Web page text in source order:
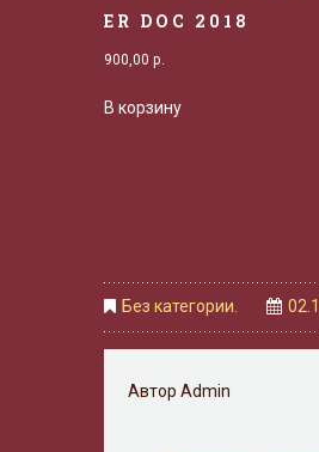
ER DOC 2018
900,00 р.
В корзину
Без категории.
Автор Admin